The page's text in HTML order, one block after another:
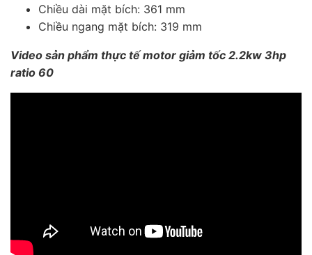
Chiều dài mặt bích: 361 mm
Chiều ngang mặt bích: 319 mm
Video sản phẩm thực tế motor giảm tốc 2.2kw 3hp
ratio 60